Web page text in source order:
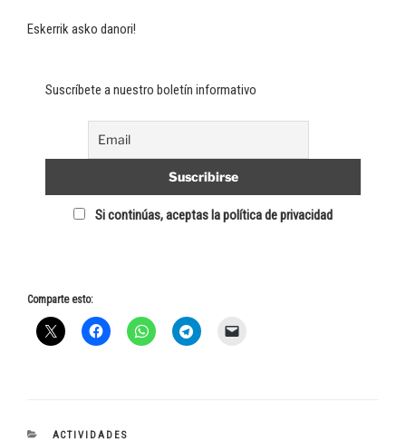
Eskerrik asko danori!
Suscríbete a nuestro boletín informativo
Si continúas, aceptas la política de privacidad
Comparte esto:
CATEGORÍAS
ACTIVIDADES